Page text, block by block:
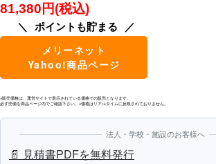
81,380円(税込)
ポイントも貯まる
メリーネット
Yahoo!商品ページ
※販売価格は、運営サイトで表示されている価格での販売となります。
必ず売価を商品ページ内でご確認下さい。※価格はリアルタイムに反映されておりません。
法人・学校・施設のお客様へ
📄 見積書PDFを無料発行